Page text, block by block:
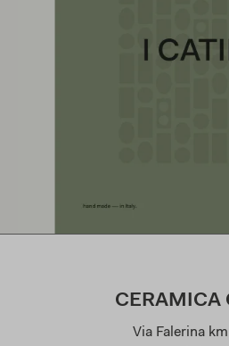
CERAMICA
Via Falerina